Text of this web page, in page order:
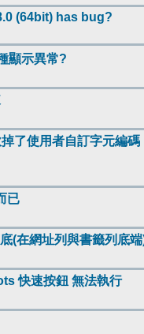
(64bit) has bug?
顯示異常?
了使用者自訂字元編碼
已
(在網址列與書籤列底
快速按鈕 無法執行